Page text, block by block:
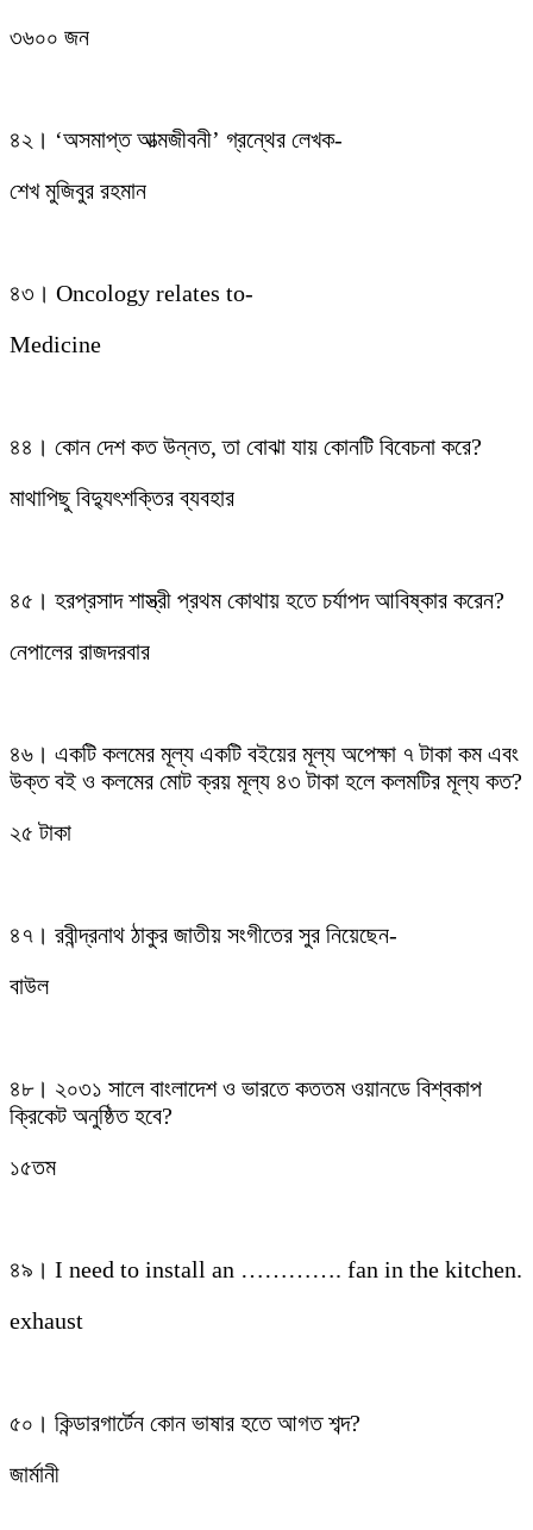
৩৬০০ জন
৪২। ‘অসমাপ্ত আত্মজীবনী’ গ্রন্থের লেখক-
শেখ মুজিবুর রহমান
৪৩। Oncology relates to-
Medicine
৪৪। কোন দেশ কত উন্নত, তা বোঝা যায় কোনটি বিবেচনা করে?
মাথাপিছু বিদ্যুৎশক্তির ব্যবহার
৪৫। হরপ্রসাদ শাস্ত্রী প্রথম কোথায় হতে চর্যাপদ আবিষ্কার করেন?
নেপালের রাজদরবার
৪৬। একটি কলমের মূল্য একটি বইয়ের মূল্য অপেক্ষা ৭ টাকা কম এবং
উক্ত বই ও কলমের মোট ক্রয় মূল্য ৪৩ টাকা হলে কলমটির মূল্য কত?
২৫ টাকা
৪৭। রবীন্দ্রনাথ ঠাকুর জাতীয় সংগীতের সুর নিয়েছেন-
বাউল
৪৮। ২০৩১ সালে বাংলাদেশ ও ভারতে কততম ওয়ানডে বিশ্বকাপ
ক্রিকেট অনুষ্ঠিত হবে?
১৫তম
৪৯। I need to install an …………. fan in the kitchen.
exhaust
৫০। কিন্ডারগার্টেন কোন ভাষার হতে আগত শব্দ?
জার্মানী